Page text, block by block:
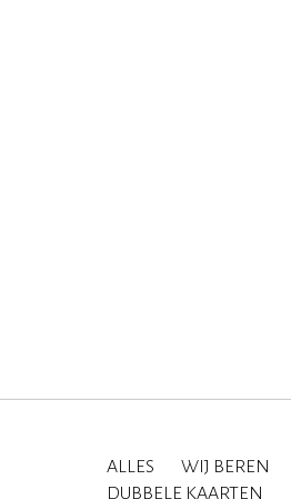
ALLES WIJ BEREN
DUBBELE KAARTEN